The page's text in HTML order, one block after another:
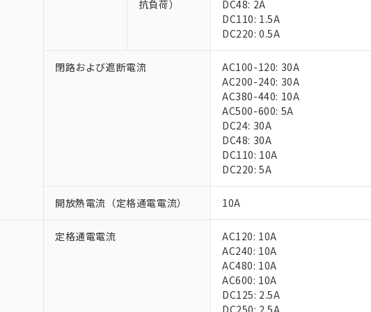
抗負荷）
DC48: 2A
DC110: 1.5A
DC220: 0.5A
閉路および遮断電流
AC100-120: 30A
AC200-240: 30A
AC380-440: 10A
AC500-600: 5A
DC24: 30A
DC48: 30A
DC110: 10A
DC220: 5A
開放熱電流（定格通電電流） 10A
定格通電電流
AC120: 10A
AC240: 10A
AC480: 10A
AC600: 10A
DC125: 2.5A
DC250: 2.5A
条件をお読みいただき、同意のうえご利用ください。
本サービスは、当社制御機器事業取扱商品の当社在庫状況および標準価格(税抜)を
当社制御機器事業取扱商品の中には、本サービスの対象外となる商品もあること
在庫状況および標準価格照会結果は、記載している更新日時点での社内データに
のであり、閲覧された時点での実際の在庫および標準価格とは異なる場合がある
応済み：EU RoHS指令（10物質）の非含有に対応した製品が提供可能な商品です。
定：EU RoHS指令（10物質）の非含有に対応した製品に切り替える予定のある商
定なし：EU RoHS指令（10物質）の非含有に非対応の商品で、対応品を出す予
確認中：EU RoHS指令（10物質）の非含有の対応状況を調査中または確認中の商
品：ライセンス料など無形物で、有害物質有無と関係のない商品です。
様の事情により、非含有部品としていたものが、含有品と判明した場合などやむ
以下、 水銀(Hg) 1000ppm以下、 カドミウム(Cd) 100ppm以下、
ム(Cr(Ⅵ)) 1000ppm以下、ポリ臭化ビフェニル類(PBB) 1000ppm以下、ポリ臭化ジフェニルエーテル類
ビス(2-エチルヘキシル) (DEHP)(別名：DOP) 1000ppm以下、フタル酸ブチルベンジル（BBP）
） 1000ppm以下、フタル酸ジイソブチル (DIBP) 1000ppm以下
指令で産業用監視および制御機器に対する適用除外項目は除く。
国RoHS○×表
：最大均質材料含有率が中国RoHSの基準値以下であることを示します。
最大均質材料含有率が中国RoHSの基準値を超えていることを示します。
：未確認です。当社販売部門へお問い合わせください。
、 Hg(水銀) : 1000ppm、 Cd(カドミウム) : 100ppm、
価クロム) : 1000ppm、 PBBs(ポリ臭化ビフェニル類) : 1000ppm、 PBDEs(ポリ臭化ジフェニルエーテ
当社は、これら貴社製品のうち、外国為替および外国貿易法に定める商品（以下｢
う）を輸出または国外への提供する場合は、日本国政府の輸出許可(または役務取
当社は規制貨物を破棄する場合は、完全に破砕するなど、違法に輸出されないよ